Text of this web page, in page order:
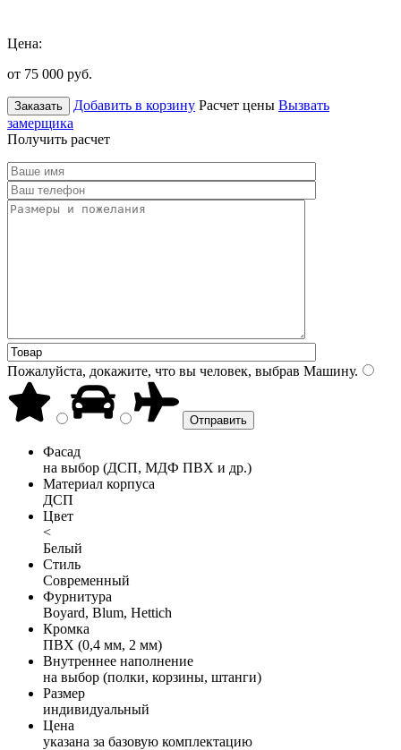
Цена:
от 75 000 руб.
Заказать Добавить в корзину Расчет цены Вызвать
замерщика
Получить расчет
Пожалуйста, докажите, что вы человек, выбрав Машину.
Фасад
на выбор (ДСП, МДФ ПВХ и др.)
Материал корпуса
ДСП
Цвет
<
Белый
Стиль
Современный
Фурнитура
Boyard, Blum, Hettich
Кромка
ПВХ (0,4 мм, 2 мм)
Внутреннее наполнение
на выбор (полки, корзины, штанги)
Размер
индивидуальный
Цена
указана за базовую комплектацию